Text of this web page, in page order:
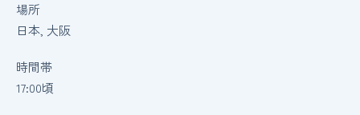
場所
日本, 大阪
時間帯
17:00頃